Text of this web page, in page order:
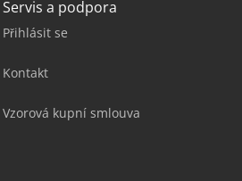
Servis a podpora
Přihlásit se
Kontakt
Vzorová kupní smlouva